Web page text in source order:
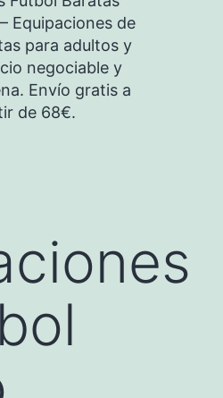
Equipaciones de
para adultos y
negociable y
Envío gratis a
de 68€.